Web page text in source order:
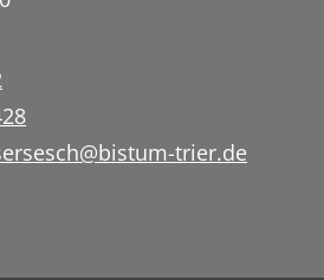
trier.de